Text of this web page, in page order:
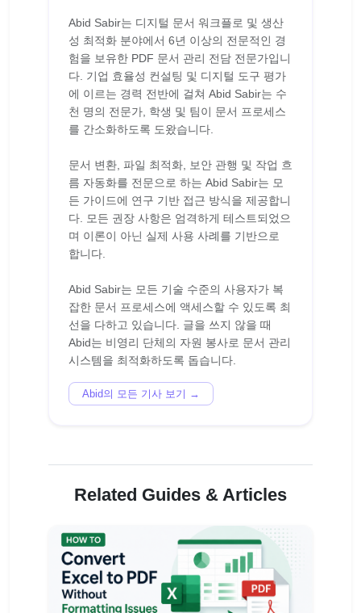
Abid Sabir는 디지털 문서 워크플로 및 생산
성 최적화 분야에서 6년 이상의 전문적인 경
험을 보유한 PDF 문서 관리 전담 전문가입니
다. 기업 효율성 컨설팅 및 디지털 도구 평가
에 이르는 경력 전반에 걸쳐 Abid Sabir는 수
천 명의 전문가, 학생 및 팀이 문서 프로세스
를 간소화하도록 도왔습니다.
문서 변환, 파일 최적화, 보안 관행 및 작업 흐
름 자동화를 전문으로 하는 Abid Sabir는 모
든 가이드에 연구 기반 접근 방식을 제공합니
다. 모든 권장 사항은 엄격하게 테스트되었으
며 이론이 아닌 실제 사용 사례를 기반으로
합니다.
Abid Sabir는 모든 기술 수준의 사용자가 복
잡한 문서 프로세스에 액세스할 수 있도록 최
선을 다하고 있습니다. 글을 쓰지 않을 때
Abid는 비영리 단체의 자원 봉사로 문서 관리
Abid의 모든 기사 보기 →
Related Guides & Articles